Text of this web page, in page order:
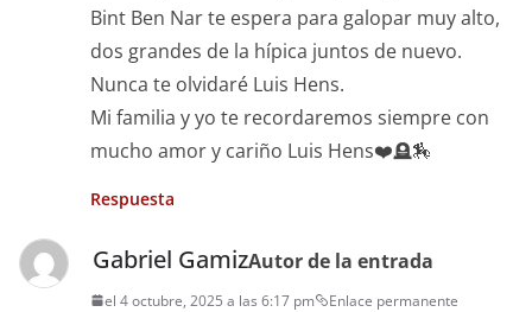
Bint Ben Nar te espera para galopar muy alto,
dos grandes de la hípica juntos de nuevo.
Nunca te olvidaré Luis Hens.
Mi familia y yo te recordaremos siempre con
mucho amor y cariño Luis Hens❤️🪦🏇
Respuesta
Gabriel GamizAutor de la entrada
el 4 octubre, 2025 a las 6:17 pm Enlace permanente